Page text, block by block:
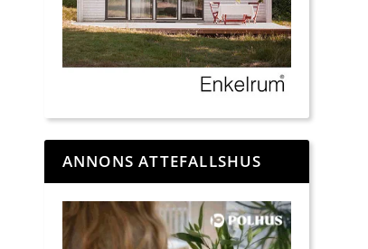
ANNONS ATTEFALLSHUS